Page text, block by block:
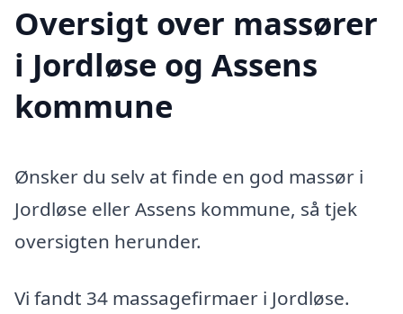
Oversigt over massører
i Jordløse og Assens
kommune
Ønsker du selv at finde en god massør i
Jordløse eller Assens kommune, så tjek
oversigten herunder.
Vi fandt 34 massagefirmaer i Jordløse.